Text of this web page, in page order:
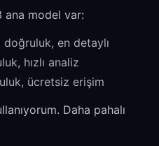
ana model var:
doğruluk, en detaylı
hızlı analiz
ücretsiz erişim
Daha pahalı